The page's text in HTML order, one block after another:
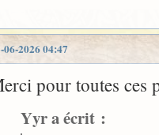
06-2026 04:47
pour toutes ces
Yyr a écrit :